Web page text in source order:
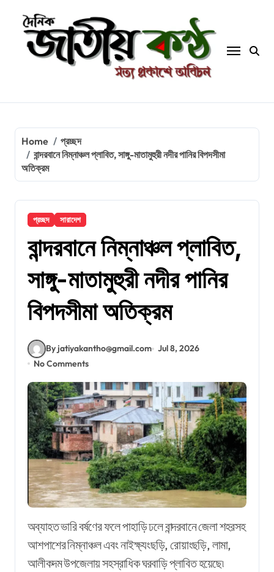
content
Home
প্রচ্ছদ
বান্দরবানে নিম্নাঞ্চল প্লাবিত, সাঙ্গু-মাতামুহুরী নদীর পানির বিপদসীমা
অতিক্রম
প্রচ্ছদ সারাদেশ
বান্দরবানে নিম্নাঞ্চল প্লাবিত,
সাঙ্গু-মাতামুহুরী নদীর পানির
বিপদসীমা অতিক্রম
By jatiyakantho@gmail.com Jul 8, 2026
No Comments
অব্যাহত ভারি বর্ষণের ফলে পাহাড়ি ঢলে বান্দরবানে জেলা শহরসহ
আশপাশের নিম্নাঞ্চল এবং নাইক্ষ্যংছড়ি, রোয়াংছড়ি, লামা,
আলীকদম উপজেলায় সহস্রাধিক ঘরবাড়ি প্লাবিত হয়েছে৷